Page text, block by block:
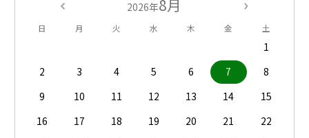
2026年8月
日 月 火 水 木 金 土
1
2
3 4 5 6 7
8
9
10 11 12 13 14
15
16
17 18 19 20 21
22